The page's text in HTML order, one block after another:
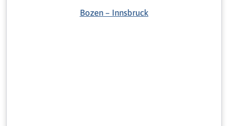
Bozen – Innsbruck